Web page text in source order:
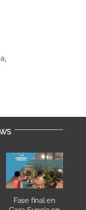
Fase final en